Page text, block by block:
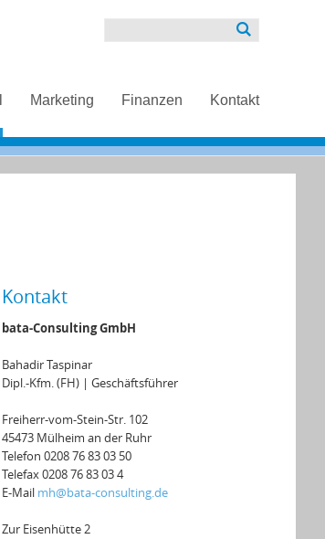
Marketing Finanzen Kontakt
Kontakt
bata-Consulting GmbH
Bahadir Taspinar
Dipl.-Kfm. (FH) | Geschäftsführer
Freiherr-vom-Stein-Str. 102
45473 Mülheim an der Ruhr
Telefon 0208 76 83 03 50
Telefax 0208 76 83 03 4
E-Mail mh@bata-consulting.de
Zur Eisenhütte 2